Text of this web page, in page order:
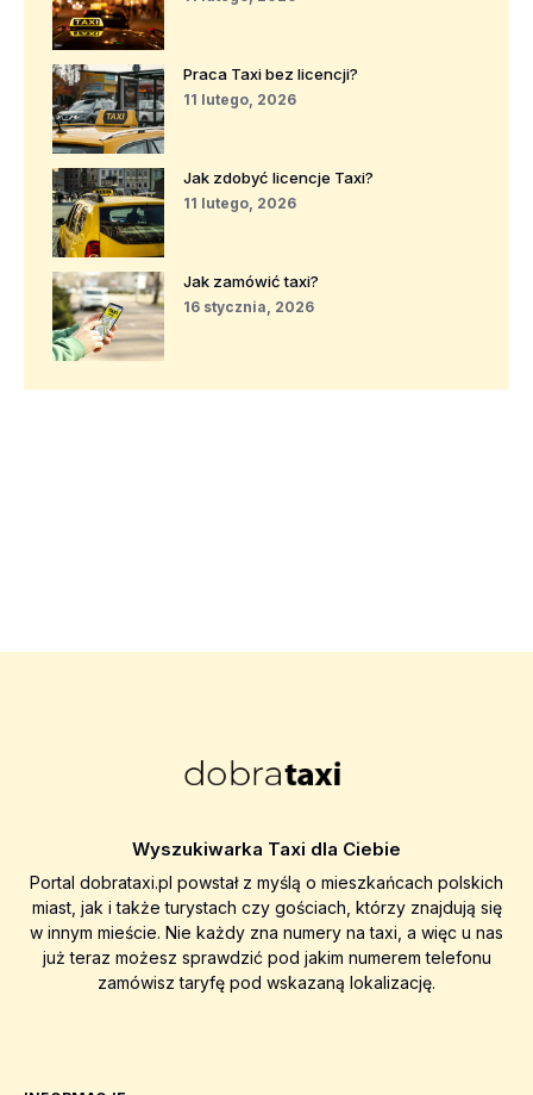
Praca Taxi bez licencji?
11 lutego, 2026
Jak zdobyć licencje Taxi?
11 lutego, 2026
Jak zamówić taxi?
16 stycznia, 2026
Wyszukiwarka Taxi dla Ciebie
Portal dobrataxi.pl powstał z myślą o mieszkańcach polskich
miast, jak i także turystach czy gościach, którzy znajdują się
w innym mieście. Nie każdy zna numery na taxi, a więc u nas
już teraz możesz sprawdzić pod jakim numerem telefonu
zamówisz taryfę pod wskazaną lokalizację.